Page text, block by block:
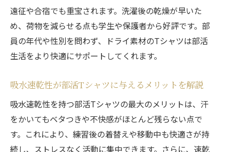
遠征や合宿でも重宝されます。洗濯後の乾燥が早いた
め、荷物を減らせる点も学生や保護者から好評です。部
員の年代や性別を問わず、ドライ素材のTシャツは部活
生活をより快適にサポートしてくれます。
吸水速乾性が部活Tシャツに与えるメリットを解説
吸水速乾性を持つ部活Tシャツの最大のメリットは、汗
をかいてもベタつきや不快感がほとんど残らない点で
す。これにより、練習後の着替えや移動中も快適さが持
続し、ストレスなく活動に集中できます。さらに、速乾